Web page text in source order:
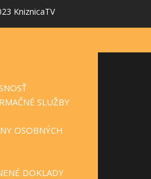
KniznicaTV
SLUŽBY
OSOBNÝCH
DOKLADY